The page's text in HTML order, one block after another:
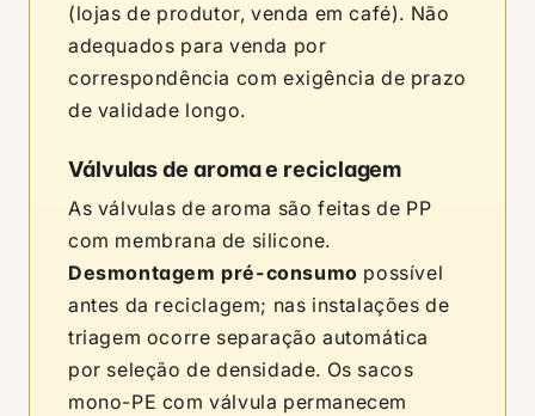
(lojas de produtor, venda em café). Não
adequados para venda por
correspondência com exigência de prazo
de validade longo.
Válvulas de aroma e reciclagem
As válvulas de aroma são feitas de PP
com membrana de silicone.
Desmontagem pré-consumo possível
antes da reciclagem; nas instalações de
triagem ocorre separação automática
por seleção de densidade. Os sacos
mono-PE com válvula permanecem